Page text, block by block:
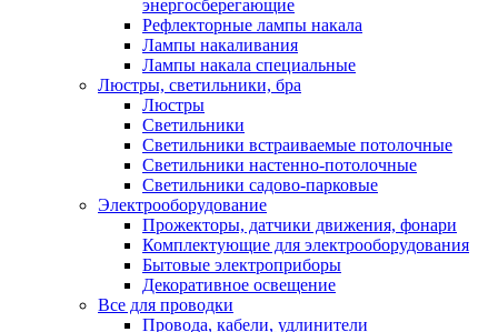
энергосберегающие
Рефлекторные лампы накала
Лампы накаливания
Лампы накала специальные
Люстры, светильники, бра
Люстры
Светильники
Светильники встраиваемые потолочные
Светильники настенно-потолочные
Светильники садово-парковые
Электрооборудование
Прожекторы, датчики движения, фонари
Комплектующие для электрооборудования
Бытовые электроприборы
Декоративное освещение
Все для проводки
Провода, кабели, удлинители